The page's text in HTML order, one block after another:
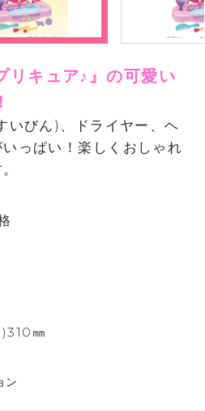
リキュア♪』の可愛い
いびん)、ドライヤー、ヘ
っぱい！楽しくおしゃれ
㎜
ン